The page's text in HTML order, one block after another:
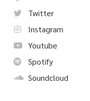
Twitter
Instagram
Youtube
Spotify
Soundcloud